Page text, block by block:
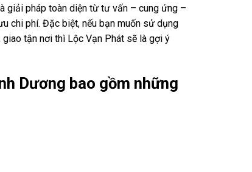
giải pháp toàn diện từ tư vấn – cung ứng –
chi phí. Đặc biệt, nếu bạn muốn sử dụng
tận nơi thì Lộc Vạn Phát sẽ là gợi ý
Dương bao gồm những